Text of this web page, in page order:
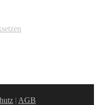
| AGB